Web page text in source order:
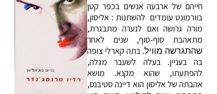
חייהם של ארבעה אנשים בכפר קטן
בוורמונט עומדים להשתנות : אליסון,
מורה גרושה ואם לנערה מתבגרת,
מתאהבת סוף-סוף, שנים לאחר
שהתגרשה מוויל. בתה קארלי צופה
בה בעניין. בעלה לשעבר מגלה,
להפתעתו, שהוא מקנא. מושא
אהבתה של אליסון הוא דיינה סטיבנס,